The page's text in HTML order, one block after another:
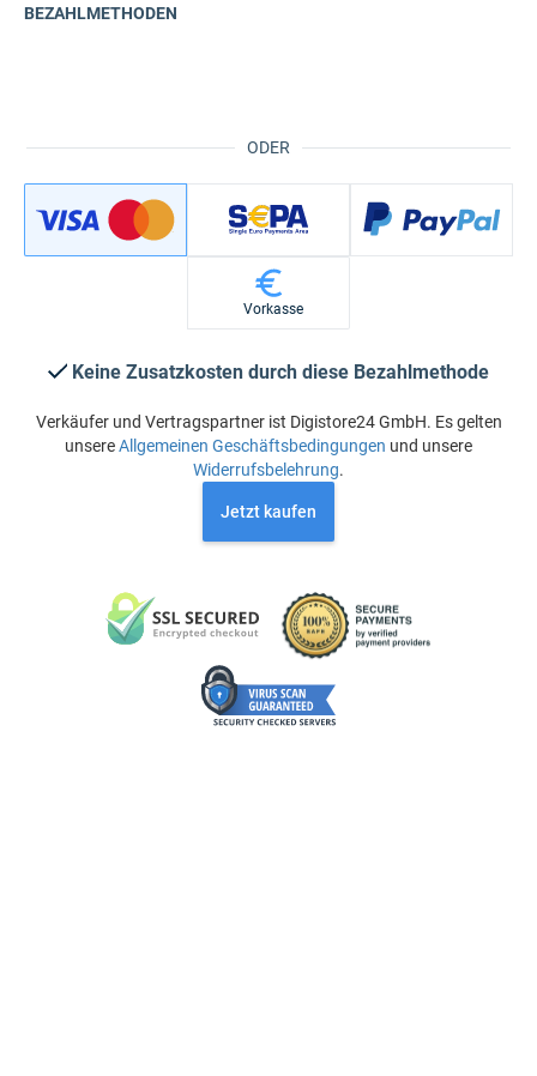
ODER
BEZAHLMETHODEN
Vorkasse
Keine Zusatzkosten durch diese Bezahlmethode
Verkäufer und Vertragspartner ist Digistore24 GmbH. Es gelten
unsereAllgemeinen Geschäftsbedingungen und unsere
Widerrufsbelehrung.
Jetzt kaufen